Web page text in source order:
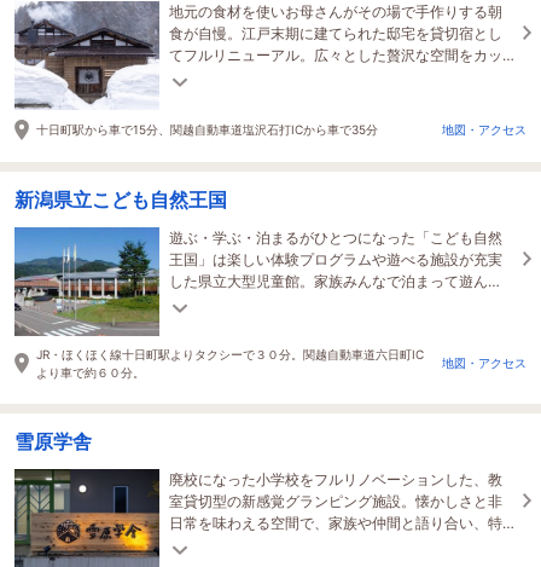
地元の食材を使いお母さんがその場で手作りする朝
食が自慢。江戸末期に建てられた邸宅を貸切宿とし
てフルリニューアル。広々とした贅沢な空間をカッ
プルでもファミリーでも快適にご利用いただけま
十日町駅から車で15分、関越自動車道塩沢石打ICから車で35分 地図・アクセス
新潟県立こども自然王国
遊ぶ・学ぶ・泊まるがひとつになった「こども自然
王国」は楽しい体験プログラムや遊べる施設が充実
した県立大型児童館。家族みんなで泊まって遊ん
で、ココロとカラダが元気になることまちがいなし♪
JR・ほくほく線十日町駅よりタクシーで３０分。関越自動車道六日町IC
より車で約６０分。
地図・アクセス
雪原学舎
廃校になった小学校をフルリノベーションした、教
室貸切型の新感覚グランピング施設。懐かしさと非
日常を味わえる空間で、家族や仲間と語り合い、特
別な宿泊体験を心ゆくまでたっぷり満喫ください。